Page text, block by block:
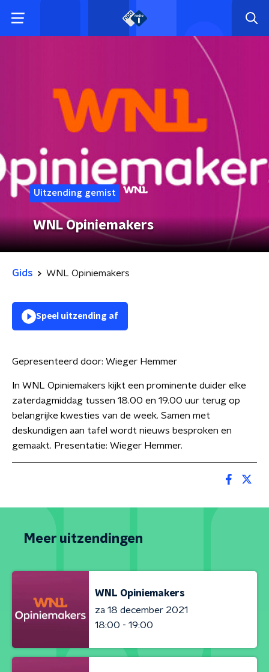
Uitzending gemist
WNL Opiniemakers
Gids WNL Opiniemakers
Speel uitzending af
Gepresenteerd door: Wieger Hemmer
In WNL Opiniemakers kijkt een prominente duider elke
zaterdagmiddag tussen 18.00 en 19.00 uur terug op
belangrijke kwesties van de week. Samen met
deskundigen aan tafel wordt nieuws besproken en
gemaakt. Presentatie: Wieger Hemmer.
Meer uitzendingen
WNL Opiniemakers
za 18 december 2021
18:00 - 19:00